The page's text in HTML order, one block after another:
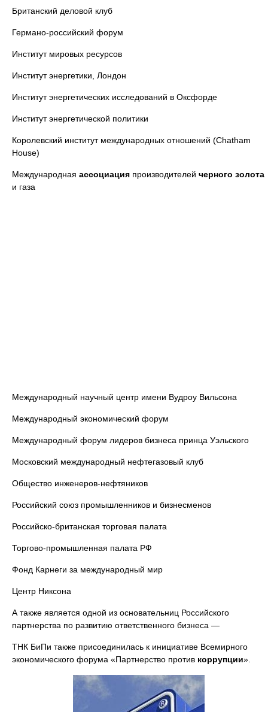
Британский деловой клуб
Германо-российский форум
Институт мировых ресурсов
Институт энергетики, Лондон
Институт энергетических исследований в Оксфорде
Институт энергетической политики
Королевский институт международных отношений (Chatham
House)
Международная ассоциация производителей черного золота
и газа
Международный научный центр имени Вудроу Вильсона
Международный экономический форум
Международный форум лидеров бизнеса принца Уэльского
Московский международный нефтегазовый клуб
Общество инженеров-нефтяников
Российский союз промышленников и бизнесменов
Российско-британская торговая палата
Торгово-промышленная палата РФ
Фонд Карнеги за международный мир
Центр Никсона
А также является одной из основательниц Российского
партнерства по развитию ответственного бизнеса —
ТНК БиПи также присоединилась к инициативе Всемирного
экономического форума «Партнерство против коррупции».